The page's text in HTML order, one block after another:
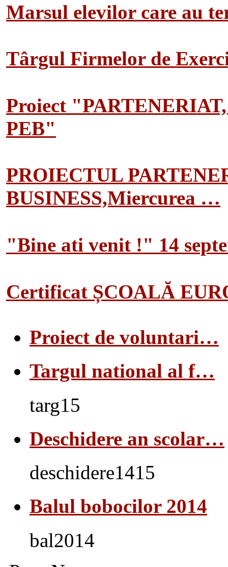
Marsul elevilor care au
Târgul Firmelor de
Proiect
PEB"
PROIECTUL
BUSINESS,Miercurea …
"Bine ati venit !" 14
Certificat ȘCOALĂ
Proiect de voluntari…
Targul national al f…
targ15
Deschidere an scolar…
deschidere1415
Balul bobocilor 2014
bal2014